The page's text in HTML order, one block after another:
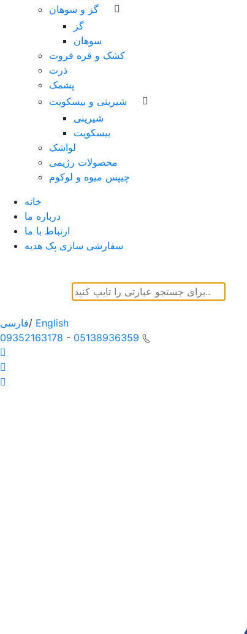
گز و سوهان
گز
سوهان
کشک و قره قروت
ذرت
پشمک
شیرینی و بیسکویت
شیرینی
بیسکویت
لواشک
محصولات رژیمی
چیپس میوه و لوکوم
خانه
درباره ما
ارتباط با ما
سفارشی سازی پک هدیه
فارسی/ English
09352163178 - 05138936359